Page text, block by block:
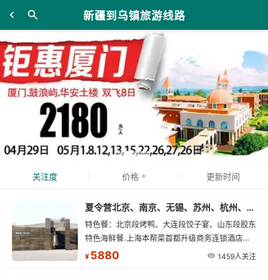
新疆到乌镇旅游线路
关注度 价格 更新时间
夏令营北京、南京、无锡、苏州、杭州、上海单飞11日游
特色餐：北京段烤鸭、大连段饺子宴、山东段胶东
特色海鲜餐.上海本帮菜首都升级商务连锁酒店，
华东段升级入住高端连锁酒店，更舒适，更放松
¥ 5880 1459人关注